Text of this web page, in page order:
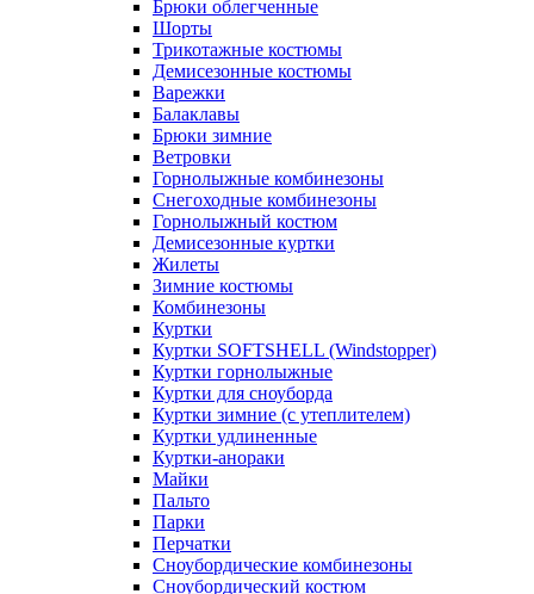
Брюки облегченные
Шорты
Трикотажные костюмы
Демисезонные костюмы
Варежки
Балаклавы
Брюки зимние
Ветровки
Горнолыжные комбинезоны
Снегоходные комбинезоны
Горнолыжный костюм
Демисезонные куртки
Жилеты
Зимние костюмы
Комбинезоны
Куртки
Куртки SOFTSHELL (Windstopper)
Куртки горнолыжные
Куртки для сноуборда
Куртки зимние (с утеплителем)
Куртки удлиненные
Куртки-анораки
Майки
Пальто
Парки
Перчатки
Сноубордические комбинезоны
Сноубордический костюм